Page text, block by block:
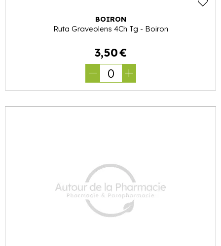
BOIRON
Ruta Graveolens 4Ch Tg - Boiron
3,50€
0